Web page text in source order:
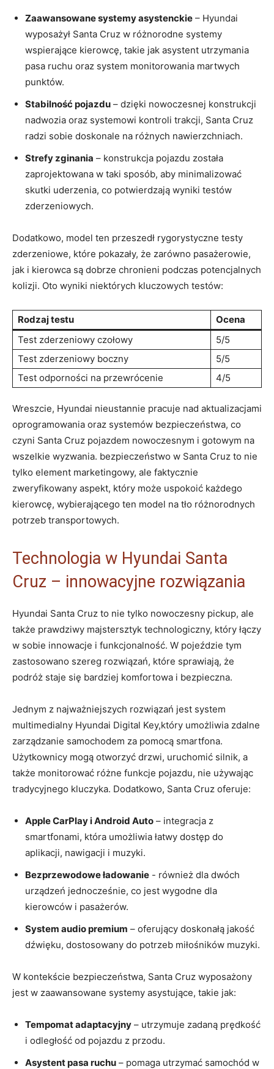
Zaawansowane ‌systemy asystenckie – Hyundai
wyposażył Santa​ Cruz w różnorodne systemy⁣
wspierające kierowcę, takie jak asystent⁤ utrzymania
pasa ruchu oraz ‍system ⁢monitorowania martwych
punktów.
Stabilność pojazdu – dzięki‍ nowoczesnej konstrukcji
nadwozia oraz systemowi ⁢kontroli trakcji, Santa Cruz
radzi sobie​ doskonale na ​różnych nawierzchniach.
Strefy zginania – konstrukcja pojazdu‍ została
zaprojektowana w taki ⁢sposób, aby ⁤minimalizować
skutki⁤ uderzenia, co potwierdzają ​wyniki testów
zderzeniowych.
Dodatkowo, model ten‌ przeszedł rygorystyczne testy⁢
zderzeniowe, które ‍pokazały, ‌że zarówno pasażerowie,
jak i kierowca są dobrze chronieni podczas potencjalnych
kolizji.⁤ Oto wyniki niektórych kluczowych testów:
Rodzaj testu
Ocena
Test zderzeniowy czołowy
5/5
Test zderzeniowy boczny
5/5
Test odporności na przewrócenie
4/5
Wreszcie, Hyundai nieustannie pracuje nad aktualizacjami
oprogramowania oraz⁤ systemów bezpieczeństwa, co‍
czyni Santa Cruz pojazdem nowoczesnym i gotowym na
wszelkie wyzwania. bezpieczeństwo w Santa Cruz ‍to nie
⁤tylko element marketingowy,⁢ ale faktycznie
zweryfikowany aspekt, który może uspokoić każdego
kierowcę, wybierającego ten model ⁣na tło różnorodnych
potrzeb transportowych.
Technologia w Hyundai Santa
Cruz – innowacyjne rozwiązania
Hyundai Santa Cruz⁢ to nie tylko nowoczesny pickup, ale
także prawdziwy majstersztyk‍ technologiczny, który łączy⁤
w sobie innowacje i funkcjonalność. W pojeździe tym
zastosowano szereg rozwiązań, które ⁤sprawiają, że
podróż​ staje się bardziej komfortowa i bezpieczna.
Jednym z najważniejszych ⁤rozwiązań jest system
multimedialny Hyundai Digital Key,który umożliwia zdalne
⁤zarządzanie ‌samochodem‍ za pomocą smartfona.
⁢Użytkownicy mogą otworzyć drzwi, uruchomić silnik, a
także monitorować różne funkcje pojazdu, nie używając
tradycyjnego kluczyka. ⁣Dodatkowo, Santa ​Cruz⁣ oferuje:
Apple ‍CarPlay i Android Auto – integracja z
smartfonami, która ​umożliwia łatwy dostęp do
aplikacji, nawigacji​ i ‍muzyki.
Bezprzewodowe ładowanie ⁣- również dla⁣ dwóch
urządzeń jednocześnie, co jest wygodne dla
kierowców i pasażerów.
System audio premium – oferujący doskonałą jakość
dźwięku, ​dostosowany do⁣ potrzeb miłośników muzyki.
W kontekście bezpieczeństwa, Santa Cruz ⁤wyposażony
jest w zaawansowane systemy asystujące, takie jak:
Tempomat adaptacyjny – utrzymuje zadaną prędkość
i odległość od pojazdu z przodu.
Asystent pasa ruchu – pomaga utrzymać samochód w